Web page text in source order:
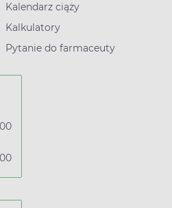
Kalendarz ciąży
Kalkulatory
Pytanie do farmaceuty